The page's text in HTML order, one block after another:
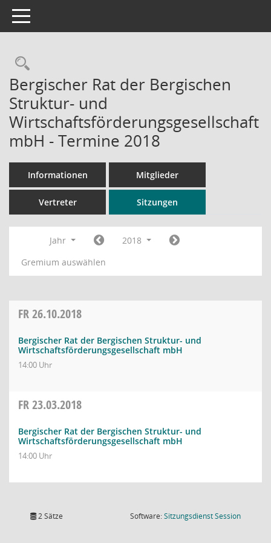
Toggle navigation
Rechercheauswahl
Bergischer Rat der Bergischen
Struktur- und
Wirtschaftsförderungsgesellschaft
mbH - Termine 2018
Informationen Mitglieder
Vertreter Sitzungen
Jahr
2018
Gremium auswählen
FR26.10.2018
Bergischer Rat der Bergischen Struktur- und
Wirtschaftsförderungsgesellschaft mbH
14:00 Uhr
FR23.03.2018
Bergischer Rat der Bergischen Struktur- und
Wirtschaftsförderungsgesellschaft mbH
14:00 Uhr
2 Sätze Software:SitzungsdienstSession(Wird in